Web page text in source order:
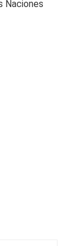
Naciones